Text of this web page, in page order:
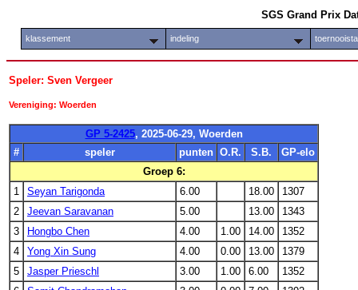
SGS Grand Prix
klassement indeling
Speler: Sven Vergeer
Vereniging: Woerden
GP 5-2425, 2025-06-29, Woerden
#
speler punten O.R. S.B.
GP-elo
Groep 6:
1
Seyan Tarigonda 6.00 18.00
1307
2
Jeevan Saravanan 5.00 13.00
1343
3
Hongbo Chen 4.00 1.00 14.00
1352
4
Yong Xin Sung 4.00 0.00 13.00
1379
5
Jasper Prieschl 3.00 1.00 6.00
1352